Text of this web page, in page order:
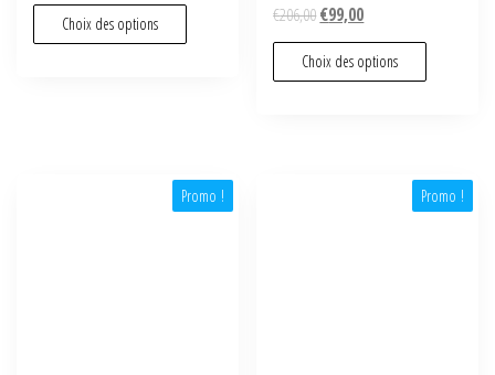
Choix des options €206,00€99,00
Choix des options
Promo ! Promo !